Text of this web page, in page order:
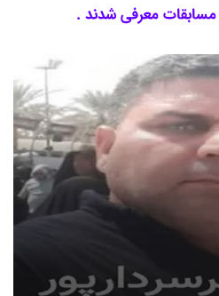
مسابقات معرفی شدند .